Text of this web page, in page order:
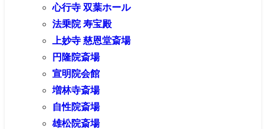
心行寺 双葉ホール
法乗院 寿宝殿
上妙寺 慈恩堂斎場
円隆院斎場
宣明院会館
増林寺斎場
自性院斎場
雄松院斎場